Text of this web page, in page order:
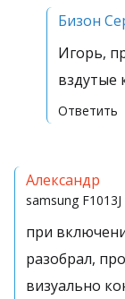
Бизон
Игорь,
вздутые
Ответить
Александр
samsung F1013J
при
разобрал,
визуально